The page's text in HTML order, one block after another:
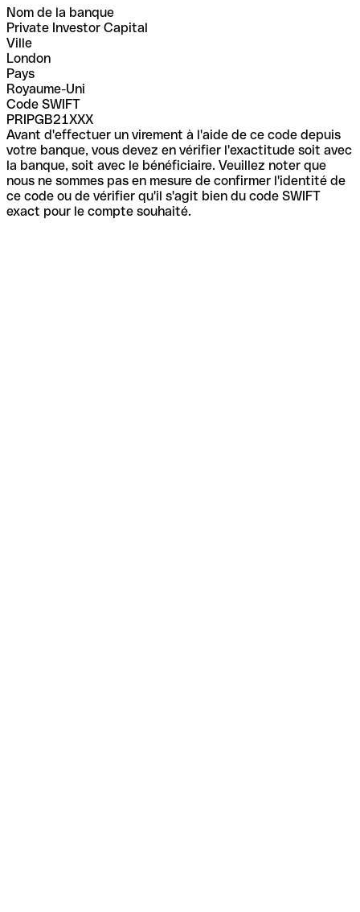
Nom de la banque
Private Investor Capital
Ville
London
Pays
Royaume-Uni
Code SWIFT
PRIPGB21XXX
Avant d'effectuer un virement à l'aide de ce code depuis
votre banque, vous devez en vérifier l'exactitude soit avec
la banque, soit avec le bénéficiaire. Veuillez noter que
nous ne sommes pas en mesure de confirmer l'identité de
ce code ou de vérifier qu'il s'agit bien du code SWIFT
exact pour le compte souhaité.